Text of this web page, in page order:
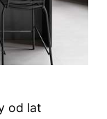
od lat